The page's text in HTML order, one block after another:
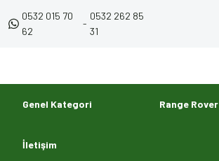
0532 015 70
62
-
0532 262 85
31
Genel Kategori Range Rover
İletişim